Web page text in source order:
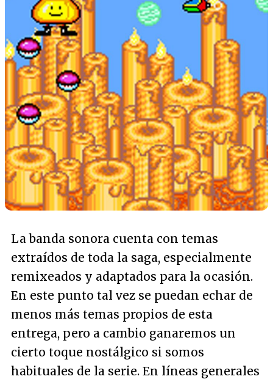
La banda sonora cuenta con temas
extraídos de toda la saga, especialmente
remixeados y adaptados para la ocasión.
En este punto tal vez se puedan echar de
menos más temas propios de esta
entrega, pero a cambio ganaremos un
cierto toque nostálgico si somos
habituales de la serie. En líneas generales